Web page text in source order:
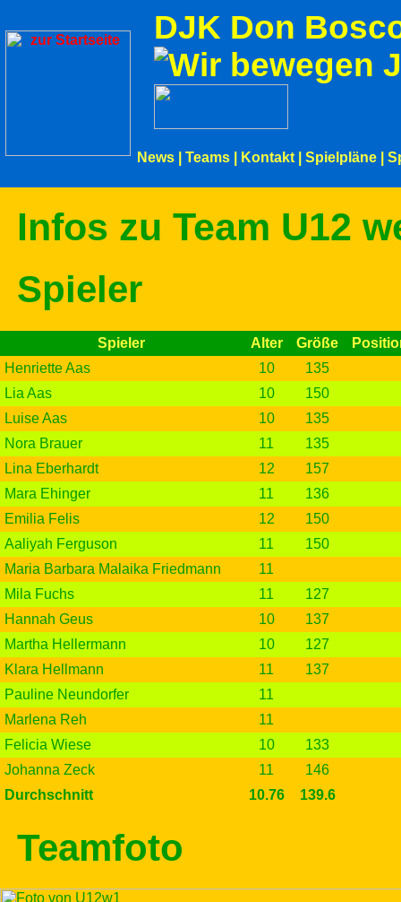
DJK Don
News Teams Kontakt Spielpläne
Infos zu Team U12
Spieler
Spieler Alter Größe
Henriette Aas
10
135
Lia Aas
10
150
Luise Aas
10
135
Nora Brauer
11
135
Lina Eberhardt
12
157
Mara Ehinger
11
136
Emilia Felis
12
150
Aaliyah Ferguson
11
150
Maria Barbara Malaika Friedmann
11
Mila Fuchs
11
127
Hannah Geus
10
137
Martha Hellermann
10
127
Klara Hellmann
11
137
Pauline Neundorfer
11
Marlena Reh
11
Felicia Wiese
10
133
Johanna Zeck
11
146
Durchschnitt
10.76 139.6
Teamfoto